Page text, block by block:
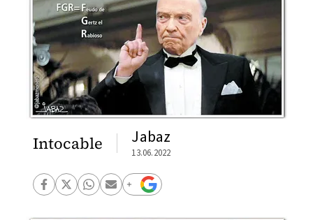
Intocable Jabaz
13.06.2022